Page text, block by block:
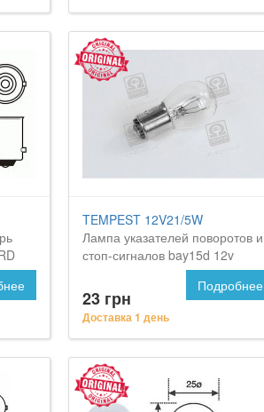
TEMPEST 12V21/5W
Лампа указателей поворотов и
стоп-сигналов bay15d 12v
p21/5w <tempest> на Форд
Орион
23 грн
Доставка 1 день
Подробнее